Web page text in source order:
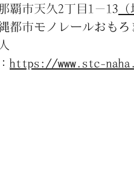
覇市天久2丁目1－13
都市モノレールおもろ
https://www.stc-